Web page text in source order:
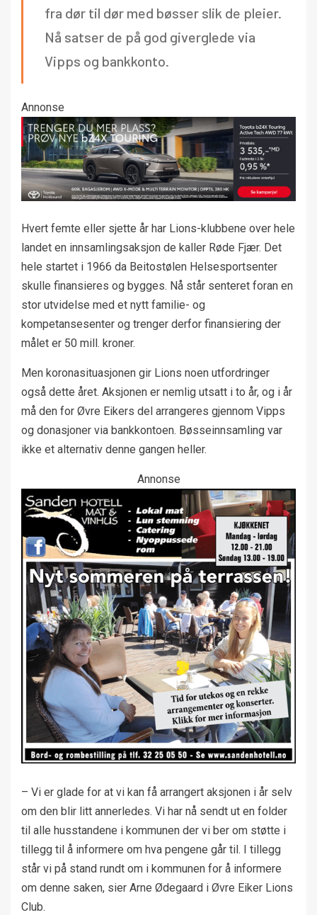
fra dør til dør med bøsser slik de pleier.
Nå satser de på god giverglede via
Vipps og bankkonto.
Annonse
Hvert femte eller sjette år har Lions-klubbene over hele
landet en innsamlingsaksjon de kaller Røde Fjær. Det
hele startet i 1966 da Beitostølen Helsesportsenter
skulle finansieres og bygges. Nå står senteret foran en
stor utvidelse med et nytt familie- og
kompetansesenter og trenger derfor finansiering der
målet er 50 mill. kroner.
Men koronasituasjonen gir Lions noen utfordringer
også dette året. Aksjonen er nemlig utsatt i to år, og i år
må den for Øvre Eikers del arrangeres gjennom Vipps
og donasjoner via bankkontoen. Bøsseinnsamling var
ikke et alternativ denne gangen heller.
Annonse
– Vi er glade for at vi kan få arrangert aksjonen i år selv
om den blir litt annerledes. Vi har nå sendt ut en folder
til alle husstandene i kommunen der vi ber om støtte i
tillegg til å informere om hva pengene går til. I tillegg
står vi på stand rundt om i kommunen for å informere
om denne saken, sier Arne Ødegaard i Øvre Eiker Lions
Club.